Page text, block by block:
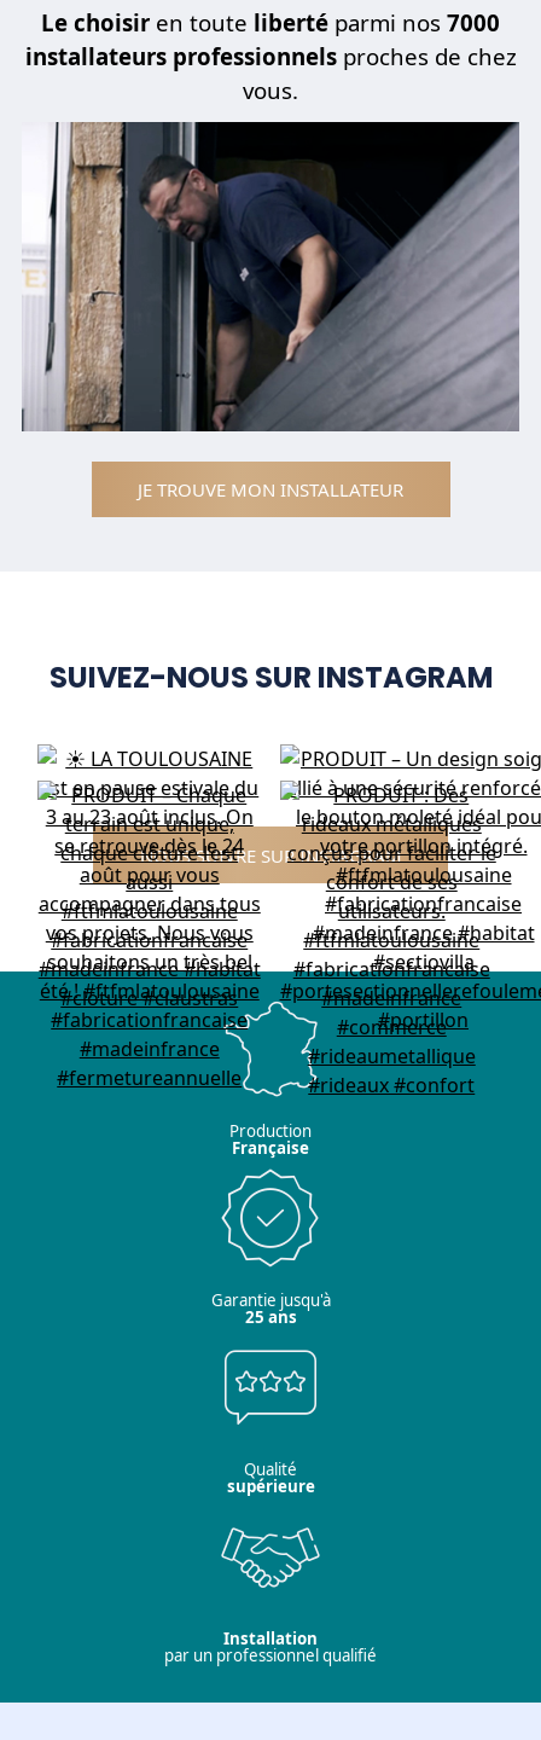
Le choisir en toute liberté parmi nos 7000
installateurs professionnelsproches de chez
vous.
JE TROUVE MON INSTALLATEUR
SUIVEZ-NOUS SUR INSTAGRAM
NOUS SUIVRE SUR INSTAGRAM
Production
Française
Garantie jusqu'à
25 ans
Qualité
supérieure
Installation
par un professionnel qualifié